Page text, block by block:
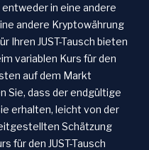
entweder in eine andere
andere Kryptowährung
Ihren JUST-Tausch bieten
variablen Kurs für den
auf dem Markt
Sie, dass der endgültige
erhalten, leicht von der
Schätzung
für den JUST-Tausch